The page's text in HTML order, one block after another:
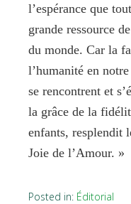
l’espérance que
grande ressource
du monde. Car la
l’humanité en
se rencontrent et
la grâce de la
enfants, resplendit
Joie de l’Amour. »
Posted in: Éditorial